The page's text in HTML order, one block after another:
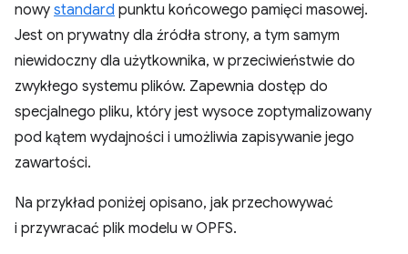
nowy standard punktu końcowego pamięci masowej.
Jest on prywatny dla źródła strony, a tym samym
niewidoczny dla użytkownika, w przeciwieństwie do
zwykłego systemu plików. Zapewnia dostęp do
specjalnego pliku, który jest wysoce zoptymalizowany
pod kątem wydajności i umożliwia zapisywanie jego
zawartości.
Na przykład poniżej opisano, jak przechowywać
i przywracać plik modelu w OPFS.